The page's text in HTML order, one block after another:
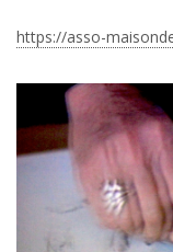
https://asso-